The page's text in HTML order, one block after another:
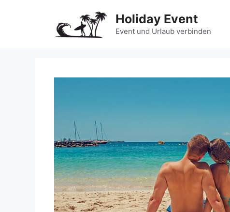
Holiday Event
Event und Urlaub verbinden